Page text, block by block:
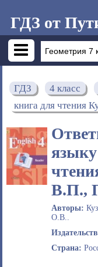
ГДЗ от
ГДЗ 4 класс
книга для чтения
В.П.,
Авторы:
О.В..
Страна: